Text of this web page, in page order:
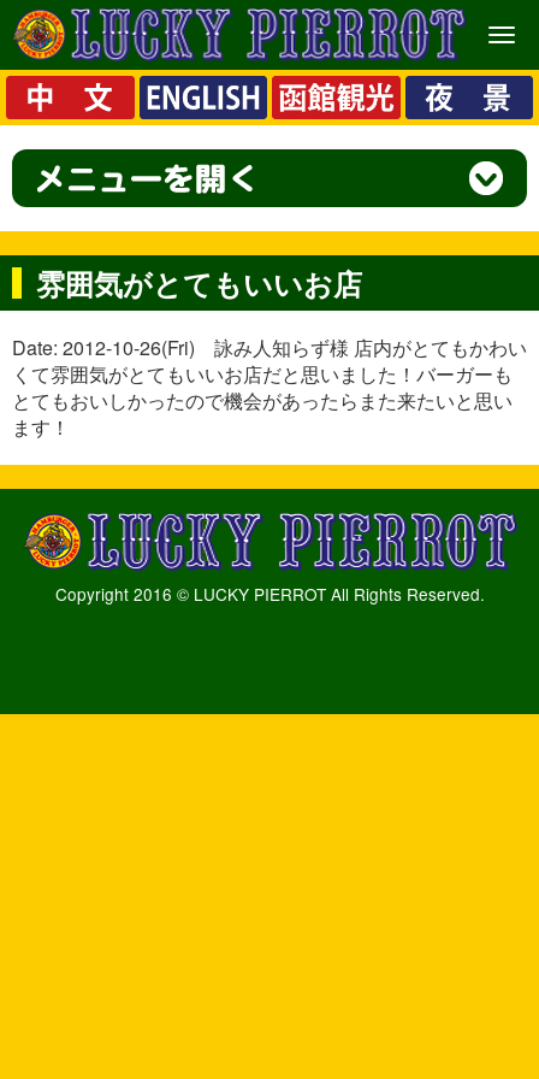
メ
ニ
ュ
ー
雰囲気がとてもいいお店
Date: 2012-10-26(Fri) 詠み人知らず様 店内がとてもかわい
くて雰囲気がとてもいいお店だと思いました！バーガーも
とてもおいしかったので機会があったらまた来たいと思い
ます！
Copyright 2016 © LUCKY PIERROT All Rights Reserved.